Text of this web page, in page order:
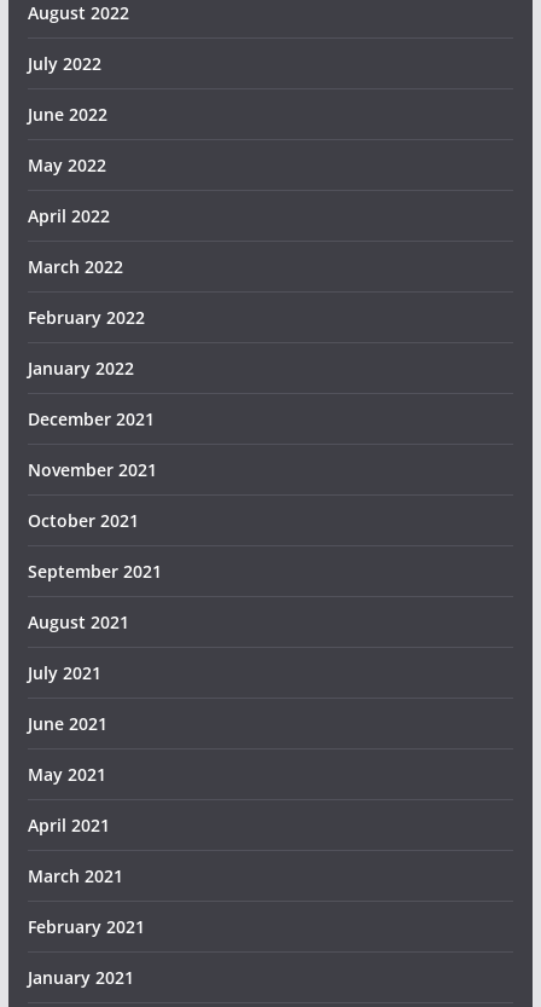
August 2022
July 2022
June 2022
May 2022
April 2022
March 2022
February 2022
January 2022
December 2021
November 2021
October 2021
September 2021
August 2021
July 2021
June 2021
May 2021
April 2021
March 2021
February 2021
January 2021